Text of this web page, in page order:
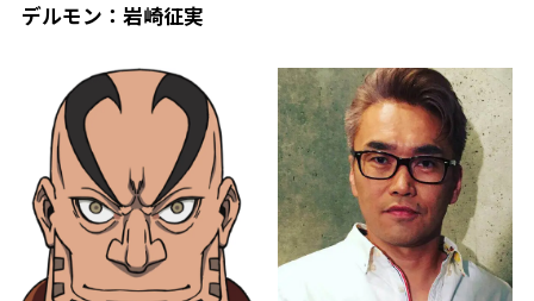
デルモン：岩崎征実